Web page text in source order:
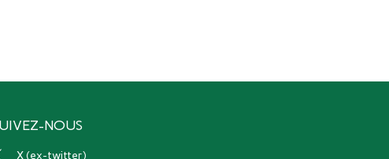
NOUS
x (ex-twitter)